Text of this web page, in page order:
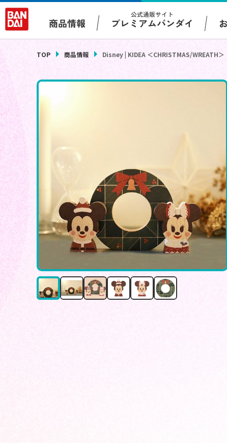
商品情報
公式通販サイト
プレミアムバンダイ
TOP 商品情報 Disney | KIDEA ＜CHRISTMAS/WREATH＞